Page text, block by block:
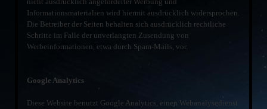
Informationsmaterialien wird hiermit ausdrücklich widersprochen.
Die Betreiber der Seiten behalten sich ausdrücklich rechtliche
Schritte im Falle der unverlangten Zusendung von
Werbeinformationen, etwa durch Spam-Mails, vor.
Google Analytics
Diese Website benutzt Google Analytics, einen Webanalysedienst